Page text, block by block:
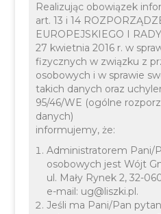
Realizując obowiązek
art. 13 i 14
EUROPEJSKIEGO I
27 kwietnia 2016 r. w
fizycznych w związku z
osobowych i w sprawie
takich danych oraz
95/46/WE (ogólne
danych)
informujemy, że:
Administratorem Pani/
osobowych jest Wójt
ul. Mały Rynek 2, 32-
e-mail: ug@liszki.pl.
Jeśli ma Pani/Pan